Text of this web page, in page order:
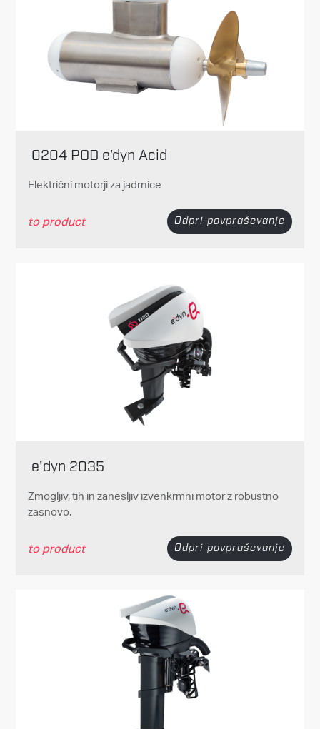
0204 POD e’dyn Acid
Električni motorji za jadrnice
to product Odpri povpraševanje
e'dyn 2035
Zmogljiv, tih in zanesljiv izvenkrmni motor z robustno
zasnovo.
to product Odpri povpraševanje